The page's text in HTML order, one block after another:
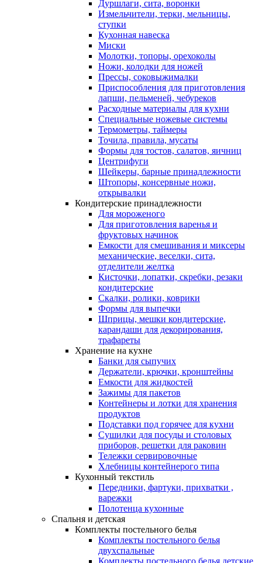
Дуршлаги, сита, воронки
Измельчители, терки, мельницы,
ступки
Кухонная навеска
Миски
Молотки, топоры, орехоколы
Ножи, колодки для ножей
Прессы, соковыжималки
Приспособления для приготовления
лапши, пельменей, чебуреков
Расходные материалы для кухни
Специальные ножевые системы
Термометры, таймеры
Точила, правила, мусаты
Формы для тостов, салатов, яичниц
Центрифуги
Шейкеры, барные принадлежности
Штопоры, консервные ножи,
открывалки
Кондитерские принадлежности
Для мороженого
Для приготовления варенья и
фруктовых начинок
Емкости для смешивания и миксеры
механические, веселки, сита,
отделители желтка
Кисточки, лопатки, скребки, резаки
кондитерские
Скалки, ролики, коврики
Формы для выпечки
Шприцы, мешки кондитерские,
карандаши для декорирования,
трафареты
Хранение на кухне
Банки для сыпучих
Держатели, крючки, кронштейны
Емкости для жидкостей
Зажимы для пакетов
Контейнеры и лотки для хранения
продуктов
Подставки под горячее для кухни
Сушилки для посуды и столовых
приборов, решетки для раковин
Тележки сервировочные
Хлебницы контейнерого типа
Кухонный текстиль
Передники, фартуки, прихватки ,
варежки
Полотенца кухонные
Спальня и детская
Комплекты постельного белья
Комплекты постельного белья
двухспальные
Комплекты постельного белья детские